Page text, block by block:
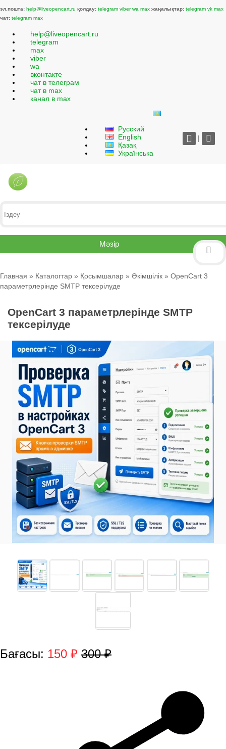
эл.пошта: help@liveopencart.ru қолдау: telegram viber wa max жаңалықтар: telegram vk max
чат: telegram max
help@liveopencart.ru
telegram
max
viber
wa
вконтакте
чат в телеграм
чат в max
канал в max
Русский
English
Қазақ
Українська
|
Мәзір
Главная » Каталогтар » Қосымшалар » Әкімшілік » OpenCart 3
параметрлерінде SMTP тексерілуде
OpenCart 3 параметрлерінде SMTP
тексерілуде
Бағасы: 150 ₽ 300 ₽